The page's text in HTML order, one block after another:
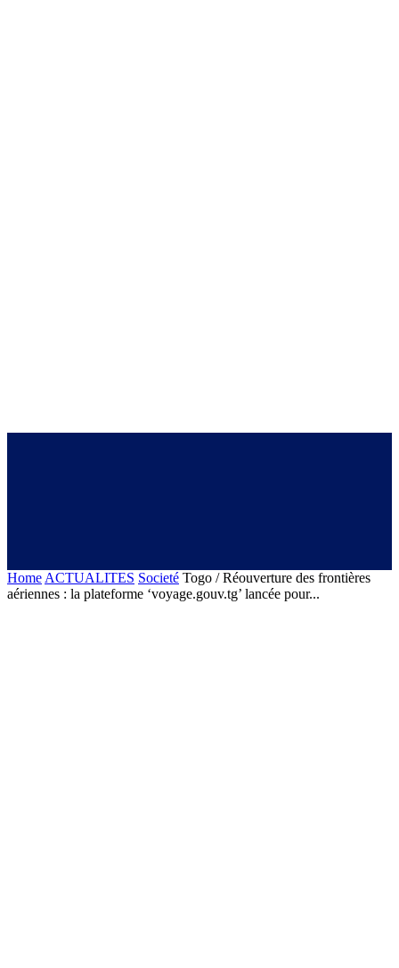
Home ACTUALITES Societé Togo / Réouverture des frontières
aériennes : la plateforme ‘voyage.gouv.tg’ lancée pour...